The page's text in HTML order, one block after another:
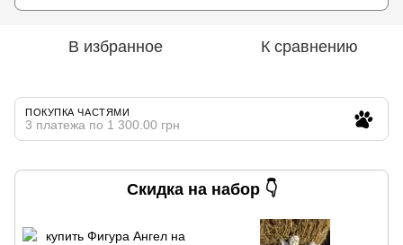
В избранное К сравнению
ПОКУПКА ЧАСТЯМИ
3 платежа по 1 300.00 грн
Скидка на набор 👇